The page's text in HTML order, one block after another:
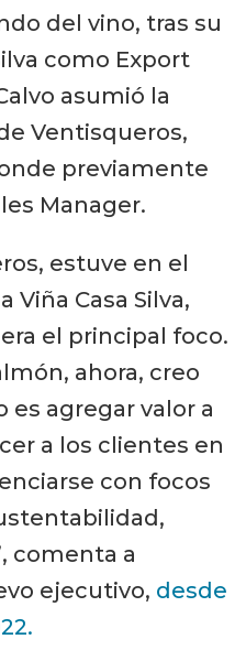
del vino, tras su
como Export
asumió la
Ventisqueros,
previamente
Manager.
estuve en el
Viña Casa Silva,
el principal foco.
ahora, creo
es agregar valor a
a los clientes en
con focos
comenta a
ejecutivo, desde